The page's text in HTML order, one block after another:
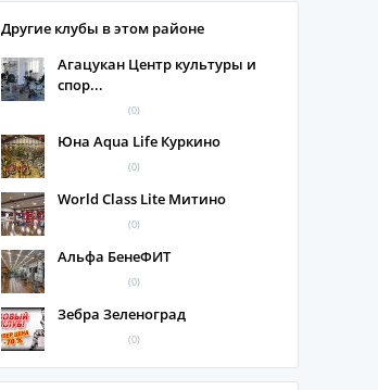
Другие клубы в этом районе
Агацукан Центр культуры и
спор...
(0)
Юна Aqua Life Куркино
(0)
World Class Lite Митино
(0)
Альфа БенеФИТ
(0)
Зебра Зеленоград
(0)